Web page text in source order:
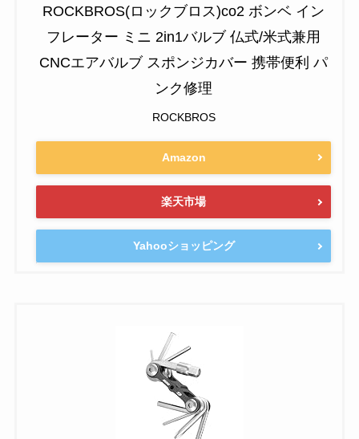
ROCKBROS(ロックブロス)co2 ボンベ イン
フレーター ミニ 2in1バルブ 仏式/米式兼用
CNCエアバルブ スポンジカバー 携帯便利 パ
ンク修理
ROCKBROS
Amazon
楽天市場
Yahooショッピング